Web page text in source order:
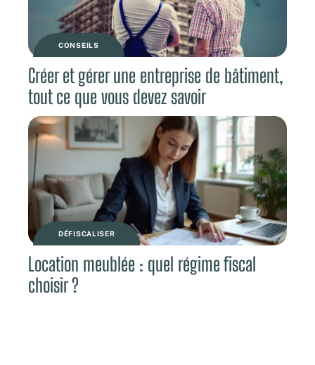
CONSEILS
Créer et gérer une entreprise de bâtiment,
tout ce que vous devez savoir
DÉFISCALISER
Location meublée : quel régime fiscal
choisir ?